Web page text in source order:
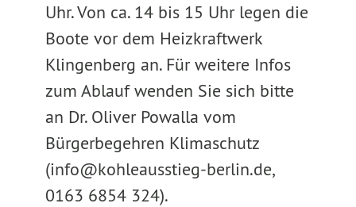
Uhr. Von ca. 14 bis 15 Uhr legen die
Boote vor dem Heizkraftwerk
Klingenberg an. Für weitere Infos
zum Ablauf wenden Sie sich bitte
an Dr. Oliver Powalla vom
Bürgerbegehren Klimaschutz
(info@kohleausstieg-berlin.de,
0163 6854 324).